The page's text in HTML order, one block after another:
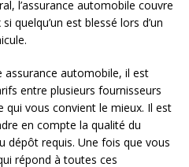
l’assurance automobile couvre
quelqu’un est blessé lors d’un
assurance automobile, il est
entre plusieurs fournisseurs
qui vous convient le mieux. Il est
en compte la qualité du
dépôt requis. Une fois que vous
répond à toutes ces